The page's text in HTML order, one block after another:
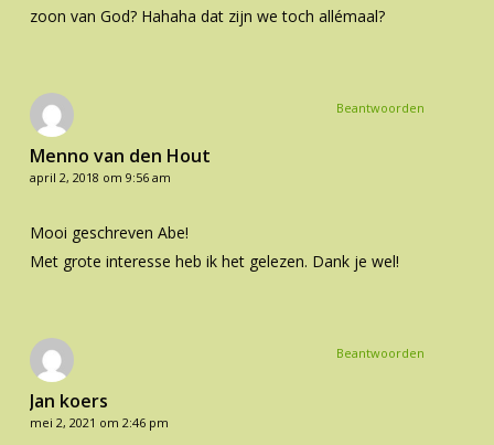
zoon van God? Hahaha dat zijn we toch allémaal?
Menno van den Hout
april 2, 2018 om 9:56 am
Mooi geschreven Abe!
Met grote interesse heb ik het gelezen. Dank je wel!
Beantwoorden
Jan koers
mei 2, 2021 om 2:46 pm
Beantwoorden